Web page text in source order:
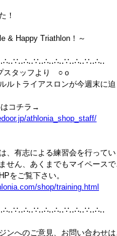
！
& Happy Triathlon！～
スタッフより　○ｏ
ルトライアスロンが今週末に
athlonia_shop_staff/
、有志による練習会を行ってい
せん、あくまでもマイペースで
shop/training.html